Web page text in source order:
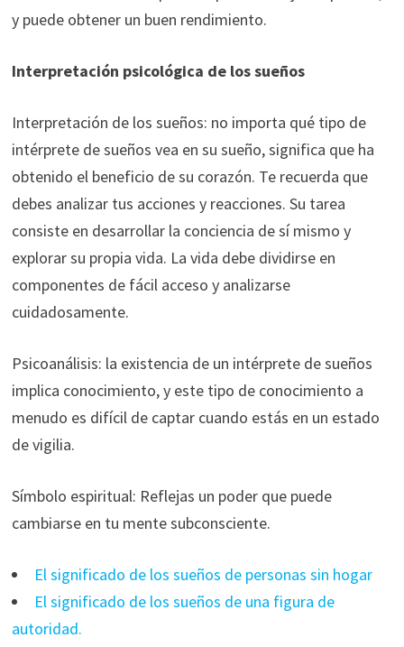
y puede obtener un buen rendimiento.
Interpretación psicológica de los sueños
Interpretación de los sueños: no importa qué tipo de
intérprete de sueños vea en su sueño, significa que ha
obtenido el beneficio de su corazón. Te recuerda que
debes analizar tus acciones y reacciones. Su tarea
consiste en desarrollar la conciencia de sí mismo y
explorar su propia vida. La vida debe dividirse en
componentes de fácil acceso y analizarse
cuidadosamente.
Psicoanálisis: la existencia de un intérprete de sueños
implica conocimiento, y este tipo de conocimiento a
menudo es difícil de captar cuando estás en un estado
de vigilia.
Símbolo espiritual: Reflejas un poder que puede
cambiarse en tu mente subconsciente.
El significado de los sueños de personas sin hogar
El significado de los sueños de una figura de
autoridad.